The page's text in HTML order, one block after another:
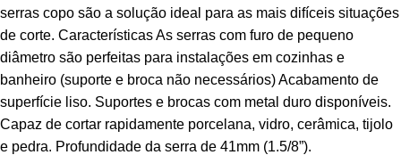
serras copo são a solução ideal para as mais difíceis situações
de corte. Características As serras com furo de pequeno
diâmetro são perfeitas para instalações em cozinhas e
banheiro (suporte e broca não necessários) Acabamento de
superfície liso. Suportes e brocas com metal duro disponíveis.
Capaz de cortar rapidamente porcelana, vidro, cerâmica, tijolo
e pedra. Profundidade da serra de 41mm (1.5/8”).